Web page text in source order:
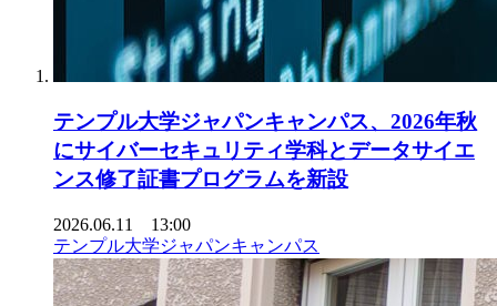
テンプル大学ジャパンキャンパス、2026年秋
にサイバーセキュリティ学科とデータサイエ
ンス修了証書プログラムを新設
2026.06.11 13:00
テンプル大学ジャパンキャンパス